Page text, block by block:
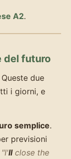
A2.
del futuro
due
i giorni, e
semplice.
previsioni
llclose the